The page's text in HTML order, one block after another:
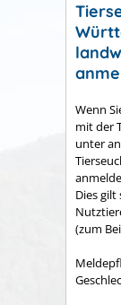
Wenn
mit der
unter
Dies
(zum